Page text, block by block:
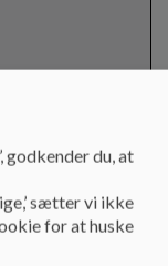
og
godkender du, at
sætter vi ikke
for at huske